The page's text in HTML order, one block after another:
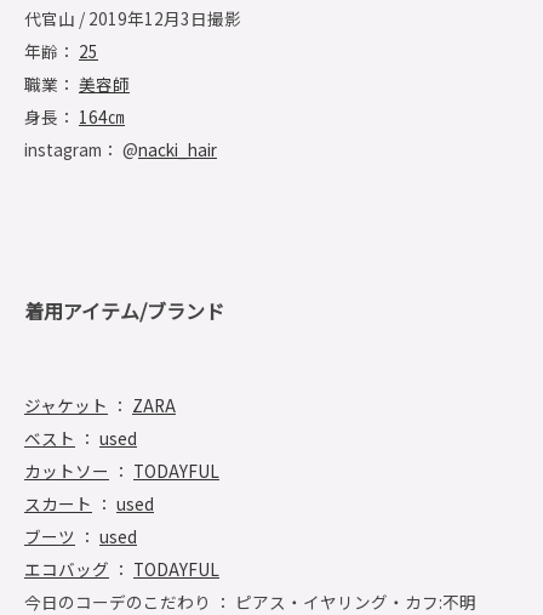
代官山 / 2019年12月3日撮影
年齢： 25
職業： 美容師
身長： 164㎝
instagram： @nacki_hair
着用アイテム/ブランド
ジャケット ： ZARA
ベスト ： used
カットソー ： TODAYFUL
スカート ： used
ブーツ ： used
エコバッグ ： TODAYFUL
今日のコーデのこだわり ： ピアス・イヤリング・カフ:不明